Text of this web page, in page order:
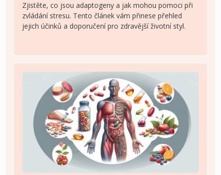
Zjistěte, co jsou adaptogeny a jak mohou pomoci při
zvládání stresu. Tento článek vám přinese přehled
jejich účinků a doporučení pro zdravější životní styl.